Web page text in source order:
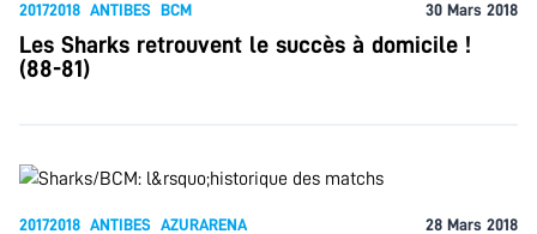
20172018 ANTIBES BCM 30 Mars 2018
Les Sharks retrouvent le succès à domicile !
(88-81)
20172018 ANTIBES AZURARENA 28 Mars 2018